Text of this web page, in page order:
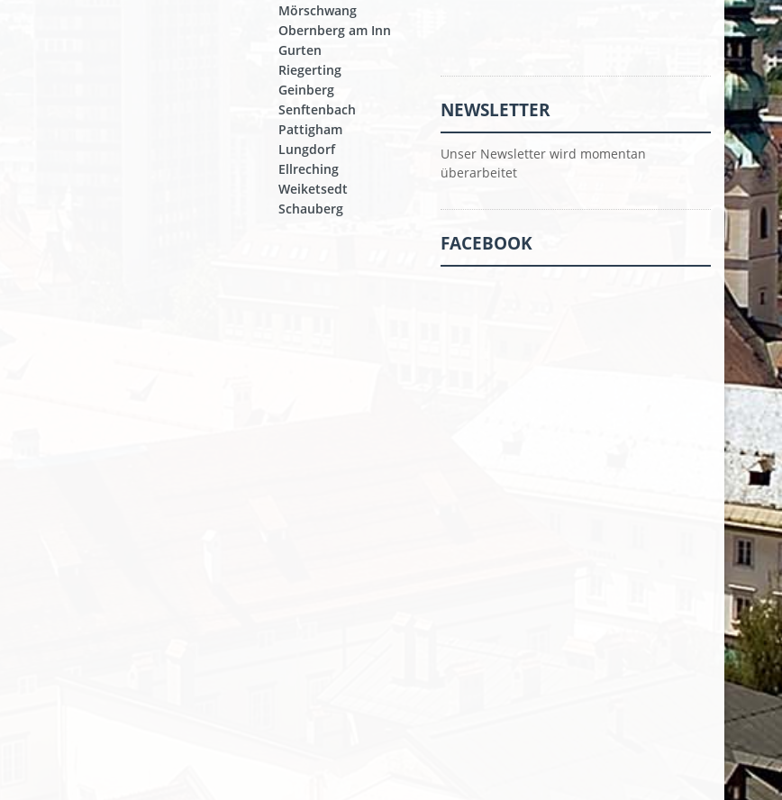
Mörschwang
Obernberg am Inn
Gurten
Riegerting
Geinberg
Senftenbach
Pattigham
Lungdorf
Ellreching
Weiketsedt
Schauberg
NEWSLETTER
Unser Newsletter wird momentan
überarbeitet
FACEBOOK